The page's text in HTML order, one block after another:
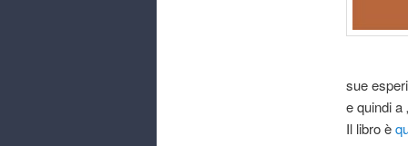
sue
e quindi a
Il libro è